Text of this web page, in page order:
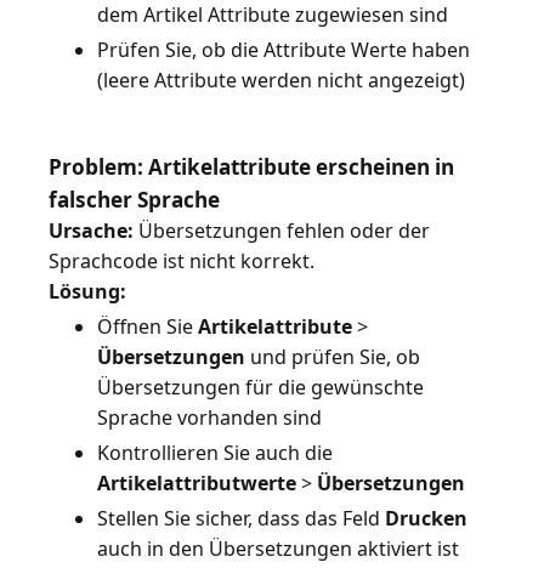
dem Artikel Attribute zugewiesen sind
Prüfen Sie, ob die Attribute Werte haben
(leere Attribute werden nicht angezeigt)
Problem: Artikelattribute erscheinen in
falscher Sprache
Ursache: Übersetzungen fehlen oder der
Lösung:
Öffnen SieArtikelattribute>
Übersetzungen und prüfen Sie, ob
Übersetzungen für die gewünschte
Sprache vorhanden sind
Kontrollieren Sie auch die
Artikelattributwerte> Übersetzungen
Stellen Sie sicher, dass das Feld Drucken
auch in den Übersetzungen aktiviert ist